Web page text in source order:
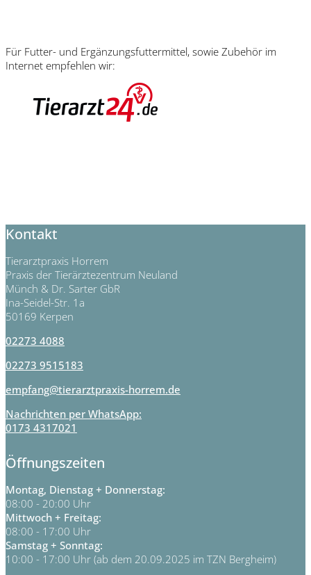
Für Futter- und Ergänzungsfuttermittel, sowie Zubehör im
Internet empfehlen wir:
Kontakt
Tierarztpraxis Horrem
Praxis der Tierärztezentrum Neuland
Münch & Dr. Sarter GbR
Ina-Seidel-Str. 1a
50169 Kerpen
02273 4088
02273 9515183
empfang@tierarztpraxis-horrem.de
Nachrichten per WhatsApp:
0173 4317021
Öffnungszeiten
Montag, Dienstag + Donnerstag:
08:00 - 20:00 Uhr
Mittwoch + Freitag:
08:00 - 17:00 Uhr
Samstag + Sonntag:
10:00 - 17:00 Uhr (ab dem 20.09.2025 im TZN Bergheim)